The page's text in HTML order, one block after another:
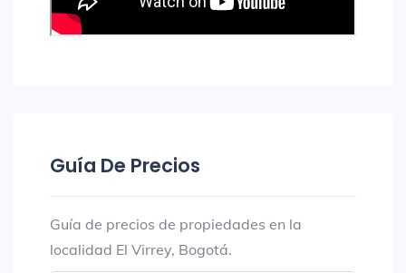
Guía De Precios
Guía de precios de propiedades en la
localidad El Virrey, Bogotá.